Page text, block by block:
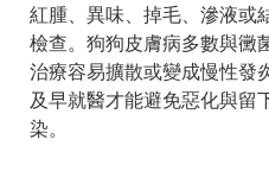
紅腫、異味、掉毛、滲液或
檢查。狗狗皮膚病多數與黴
治療容易擴散或變成慢性發
及早就醫才能避免惡化與留
染。